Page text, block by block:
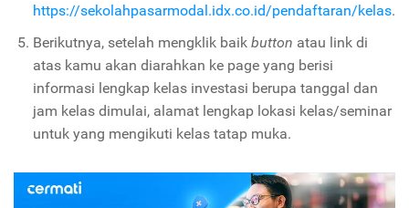
https://sekolahpasarmodal.idx.co.id/pendaftaran/kelas.
Berikutnya, setelah mengklik baik button atau link di
atas kamu akan diarahkan ke page yang berisi
informasi lengkap kelas investasi berupa tanggal dan
jam kelas dimulai, alamat lengkap lokasi kelas/seminar
untuk yang mengikuti kelas tatap muka.